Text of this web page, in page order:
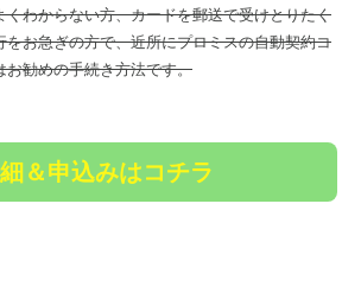
くわからない方、カードを郵送で受けとりたく
をお急ぎの方で、近所にプロミスの自動契約コ
お勧めの手続き方法です。
＆申込みはコチラ